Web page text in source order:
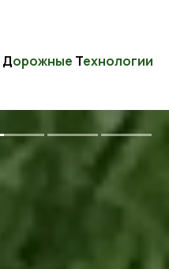
Дорожные Технологии